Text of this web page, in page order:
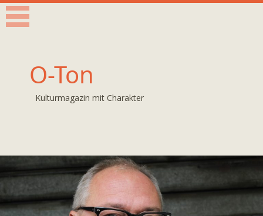
O-Ton
Kulturmagazin mit Charakter